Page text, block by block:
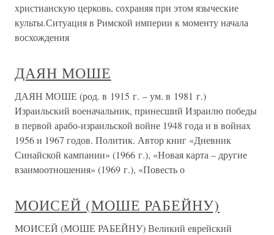
христианскую церковь, сохраняя при этом языческие
культы.Ситуация в Римской империи к моменту начала
восхождения
ДАЯН МОШЕ
ДАЯН МОШЕ (род. в 1915 г. – ум. в 1981 г.)
Израильский военачальник, принесший Израилю победы
в первой арабо-израильской войне 1948 года и в войнах
1956 и 1967 годов. Политик. Автор книг «Дневник
Синайской кампании» (1966 г.), «Новая карта – другие
взаимоотношения» (1969 г.), «Повесть о
МОИСЕЙ (МОШЕ РАБЕЙНУ)
МОИСЕЙ (МОШЕ РАБЕЙНУ) Великий еврейский